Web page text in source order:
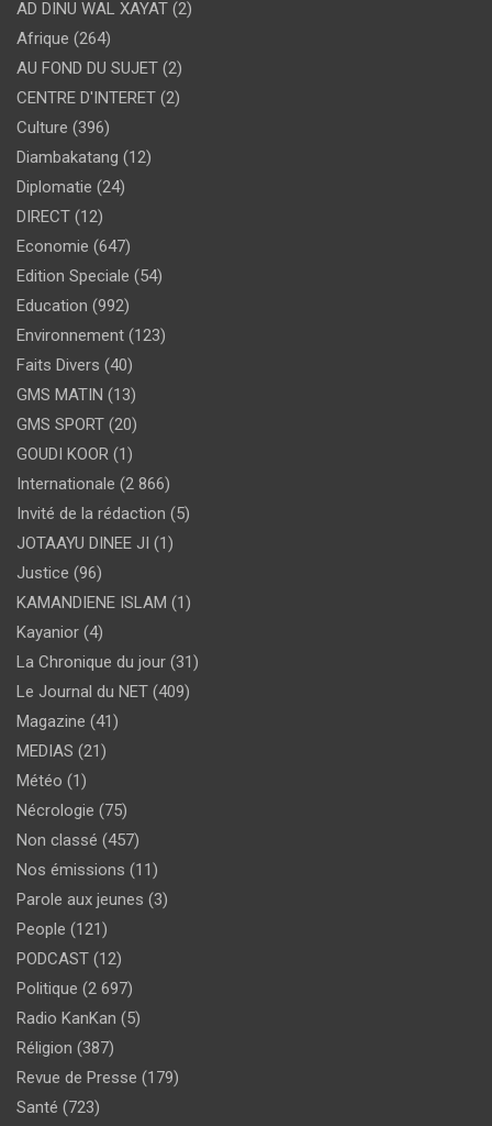
AD DINU WAL XAYAT (2)
Afrique (264)
AU FOND DU SUJET (2)
CENTRE D'INTERET (2)
Culture (396)
Diambakatang (12)
Diplomatie (24)
DIRECT (12)
Economie (647)
Edition Speciale (54)
Education (992)
Environnement (123)
Faits Divers (40)
GMS MATIN (13)
GMS SPORT (20)
GOUDI KOOR (1)
Internationale (2 866)
Invité de la rédaction (5)
JOTAAYU DINEE JI (1)
Justice (96)
KAMANDIENE ISLAM (1)
Kayanior (4)
La Chronique du jour (31)
Le Journal du NET (409)
Magazine (41)
MEDIAS (21)
Météo (1)
Nécrologie (75)
Non classé (457)
Nos émissions (11)
Parole aux jeunes (3)
People (121)
PODCAST (12)
Politique (2 697)
Radio KanKan (5)
Réligion (387)
Revue de Presse (179)
Santé (723)